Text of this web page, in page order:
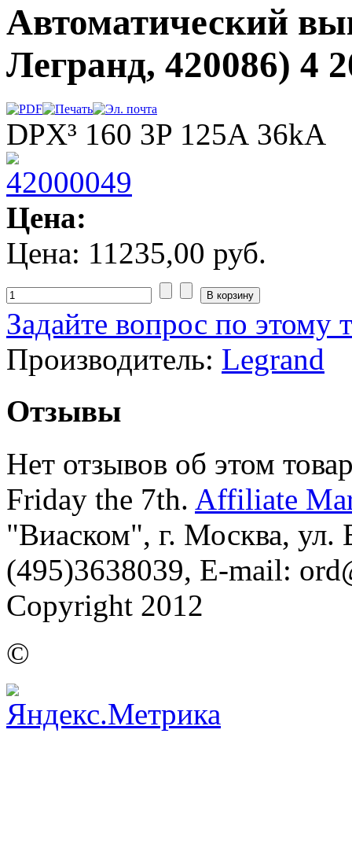
Автоматический
Легранд, 420086) 4
DPX³ 160 3P 125А 36kA
Цена:
Цена: 11235,00 руб.
Задайте вопрос по этому
Производитель: Legrand
Отзывы
Нет отзывов об этом
Friday the 7th. Affiliate
"Виаском", г. Москва, ул.
(495)3638039, E-mail:
Copyright 2012
©